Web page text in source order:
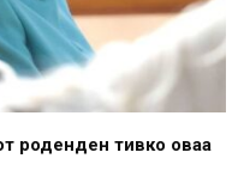
роденден тивко оваа